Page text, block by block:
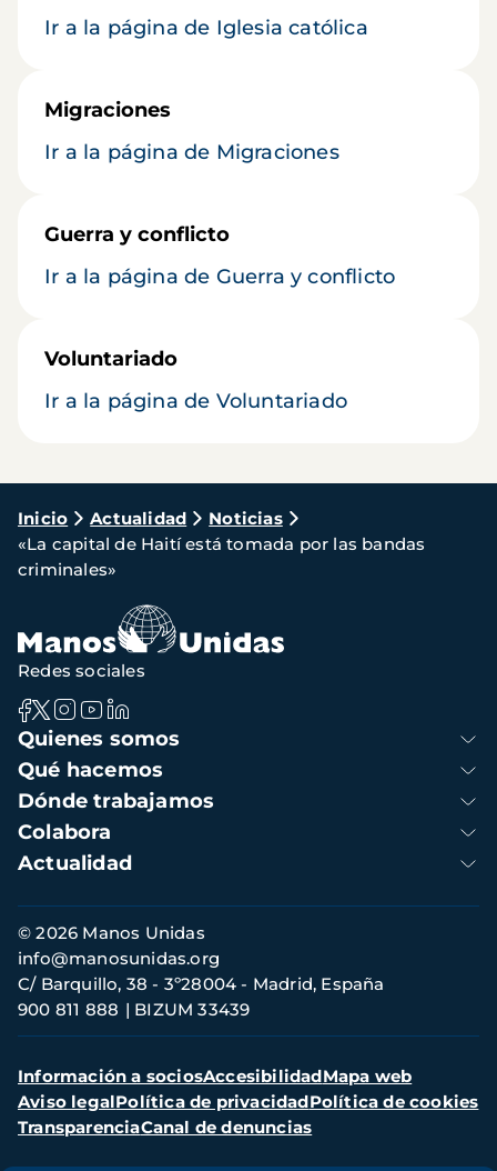
Ir a la página de Iglesia católica
Migraciones
Ir a la página de Migraciones
Guerra y conflicto
Ir a la página de Guerra y conflicto
Voluntariado
Ir a la página de Voluntariado
Ruta
de
navegación
Inicio Actualidad
Noticias
«La capital de Haití está tomada por las bandas
criminales»
Navegación
principal
Quienes somos
Qué hacemos
Dónde trabajamos
Colabora
Actualidad
Redes sociales
Información
de
contacto
© 2026 Manos Unidas
C/ Barquillo, 38 - 3º28004 - Madrid, España
900 811 888
BIZUM 33439
info@manosunidas.org
Menú
secundario
Información a sociosAccesibilidadMapa web
Aviso legalPolítica de privacidadPolítica de cookies
TransparenciaCanal de denuncias